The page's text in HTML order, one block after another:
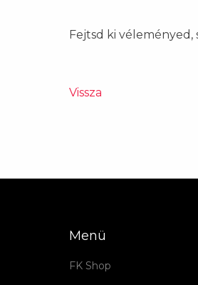
Fejtsd ki véleményed,
Vissza
Menü
FK Shop